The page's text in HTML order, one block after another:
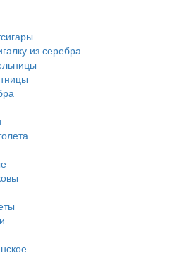
из серебра